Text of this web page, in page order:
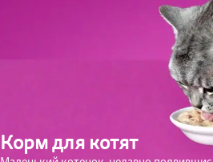
Корм для котят